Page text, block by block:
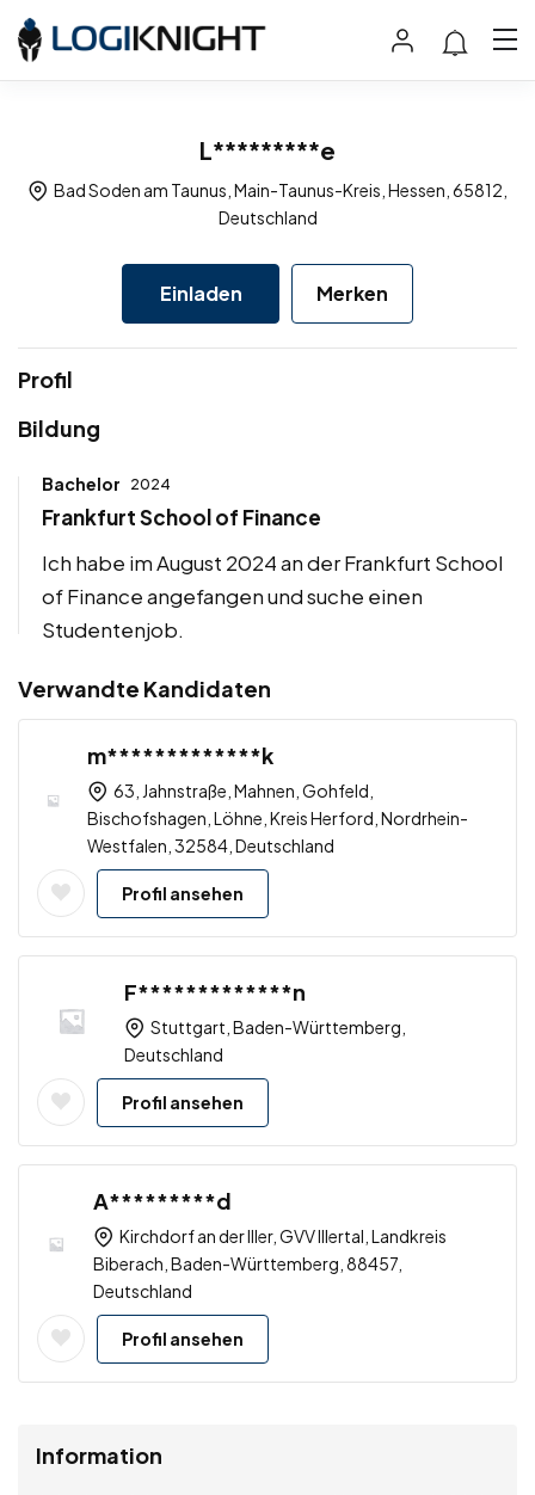
L*********e
Bad Soden am Taunus, Main-Taunus-Kreis, Hessen, 65812,
Deutschland
Einladen Merken
Profil
Bildung
Bachelor 2024
Frankfurt School of Finance
Ich habe im August 2024 an der Frankfurt School
of Finance angefangen und suche einen
Studentenjob.
Verwandte Kandidaten
m*************k
63, Jahnstraße, Mahnen, Gohfeld,
Bischofshagen, Löhne, Kreis Herford, Nordrhein-
Westfalen, 32584, Deutschland
Profil ansehen
F*************n
Stuttgart, Baden-Württemberg,
Deutschland
Profil ansehen
A*********d
Kirchdorf an der Iller, GVV Illertal, Landkreis
Biberach, Baden-Württemberg, 88457,
Deutschland
Profil ansehen
Information